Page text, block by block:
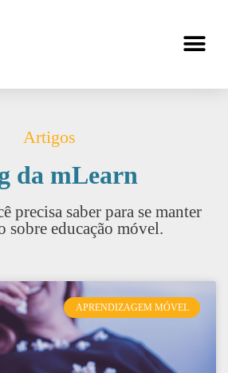
Artigos
da mLearn
precisa saber para se manter
sobre educação móvel.
APRENDIZAGEM MÓVEL